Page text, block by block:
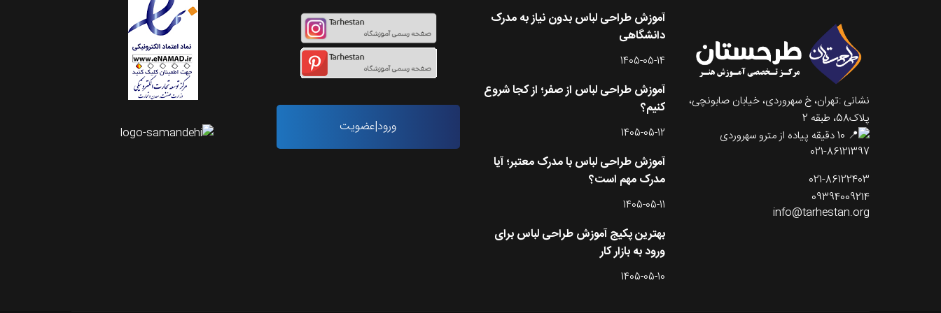
ورود|عضویت
آموزش طراحی لباس بدون نیاز به مدرک
دانشگاهی
1405-05-14
آموزش طراحی لباس از صفر؛ از کجا شروع
کنیم؟
1405-05-12
آموزش طراحی لباس با مدرک معتبر؛ آیا
مدرک مهم است؟
1405-05-11
بهترین پکیج آموزش طراحی لباس برای
ورود به بازار کار
1405-05-10
نشانی :تهران، خ سهروردی، خیابان صابونچی،
پلاک58، طبقه 2
021-86121397
021-86122403
09394009214
info@tarhestan.org